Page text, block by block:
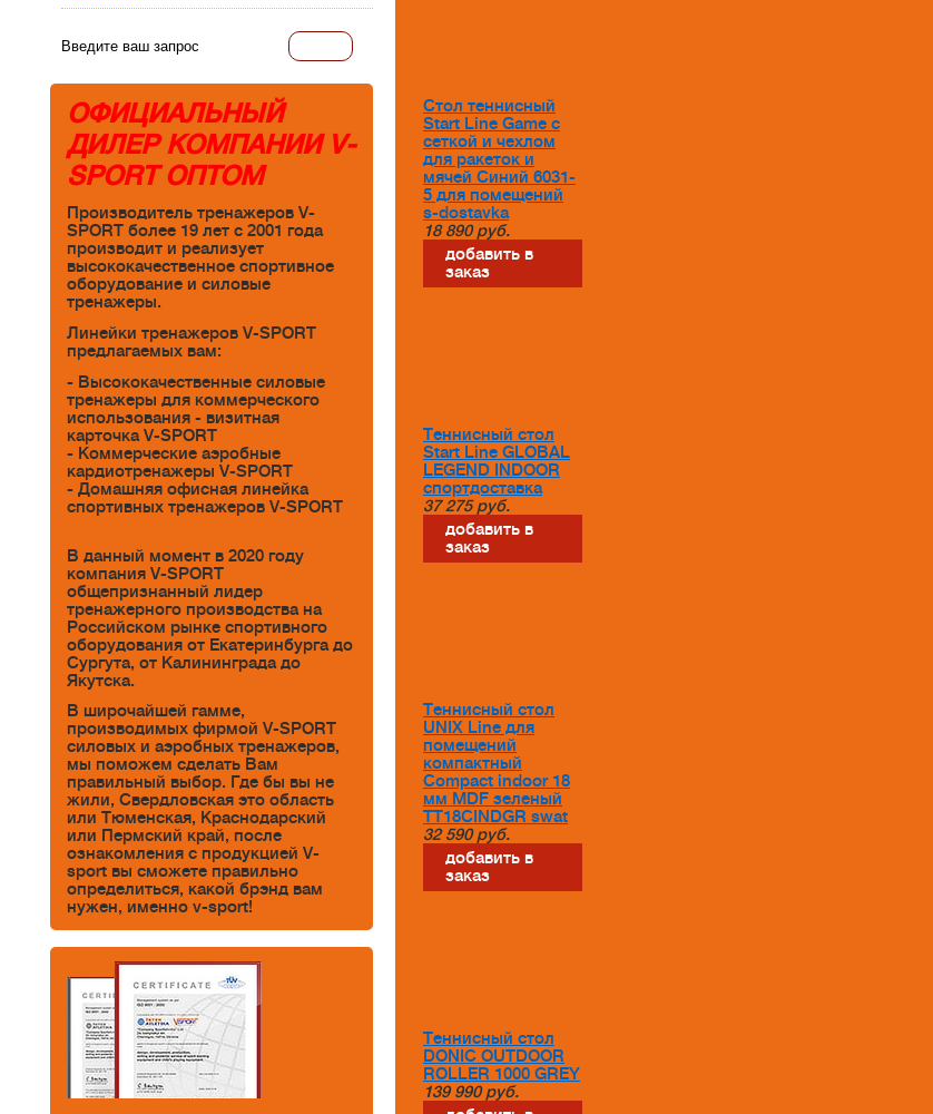
ОФИЦИАЛЬНЫЙ
ДИЛЕР КОМПАНИИ V-
SPORT ОПТОМ
Производитель тренажеров V-
SPORT более 19 лет с 2001 года
производит и реализует
высококачественное спортивное
оборудование и силовые
тренажеры.
Линейки тренажеров V-SPORT
предлагаемых вам:
- Высококачественные силовые
тренажеры для коммерческого
использования - визитная
карточка V-SPORT
- Коммерческие аэробные
кардиотренажеры V-SPORT
- Домашняя офисная линейка
спортивных тренажеров V-SPORT
В данный момент в 2020 году
компания V-SPORT
общепризнанный лидер
тренажерного производства на
Российском рынке спортивного
оборудования от Екатеринбурга до
Сургута, от Калининграда до
Якутска.
В широчайшей гамме,
производимых фирмой V-SPORT
силовых и аэробных тренажеров,
мы поможем сделать Вам
правильный выбор. Где бы вы не
жили, Свердловская это область
или Тюменская, Краснодарский
или Пермский край, после
ознакомления с продукцией V-
sport вы сможете правильно
определиться, какой брэнд вам
нужен, именно v-sport!
Стол теннисный
Start Line Game с
сеткой и чехлом
для ракеток и
мячей Синий 6031-
5 для помещений
s-dostavka
18 890 руб.
добавить в
заказ
Теннисный стол
Start Line GLOBAL
LEGEND INDOOR
спортдоставка
37 275 руб.
добавить в
заказ
Теннисный стол
UNIX Line для
помещений
компактный
Compact indoor 18
мм MDF зеленый
TT18CINDGR swat
32 590 руб.
добавить в
заказ
Теннисный стол
DONIC OUTDOOR
ROLLER 1000 GREY
139 990 руб.